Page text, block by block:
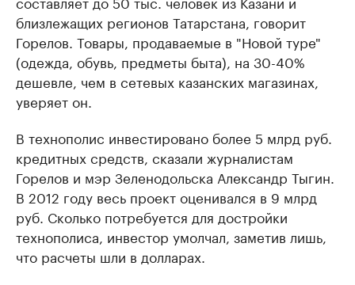
близлежащих регионов Татарстана, говорит
Горелов. Товары, продаваемые в "Новой туре"
(одежда, обувь, предметы быта), на 30-40%
дешевле, чем в сетевых казанских магазинах,
уверяет он.
В технополис инвестировано более 5 млрд руб.
кредитных средств, сказали журналистам
Горелов и мэр Зеленодольска Александр Тыгин.
В 2012 году весь проект оценивался в 9 млрд
руб. Сколько потребуется для достройки
технополиса, инвестор умолчал, заметив лишь,
что расчеты шли в долларах.